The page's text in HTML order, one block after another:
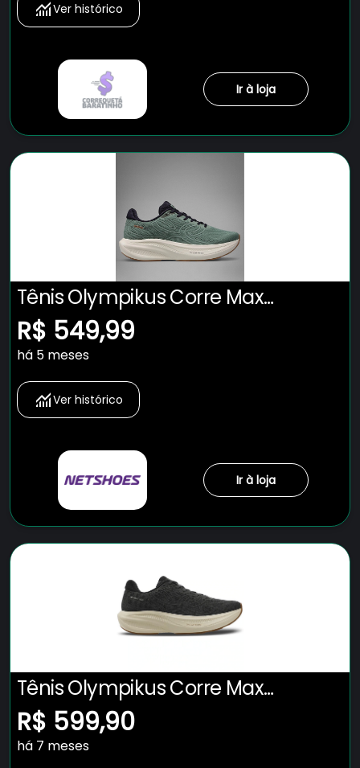
Ver histórico
Ir à loja
Tênis Olympikus Corre Max
Masculino
R$ 549,99
há 5 meses
Ver histórico
Ir à loja
Tênis Olympikus Corre Max
Masculino
R$ 599,90
há 7 meses